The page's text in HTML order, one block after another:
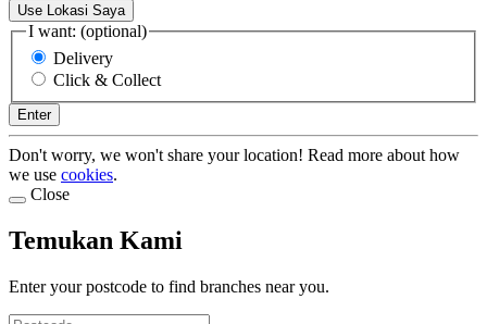
Use Lokasi Saya
I want: (optional)
Delivery
Click & Collect
Enter
Don't worry, we won't share your location! Read more about how
we use cookies.
Close
Temukan Kami
Enter your postcode to find branches near you.